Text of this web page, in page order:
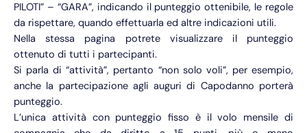
PILOTI” – “GARA”, indicando il punteggio ottenibile, le regole
da rispettare, quando effettuarla ed altre indicazioni utili.
Nella stessa pagina potrete visualizzare il punteggio
ottenuto di tutti i partecipanti.
Si parla di “attività”, pertanto “non solo voli”, per esempio,
anche la partecipazione agli auguri di Capodanno porterà
punteggio.
L’unica attività con punteggio fisso è il volo mensile di